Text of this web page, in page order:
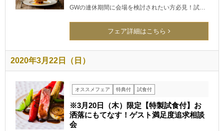
GWの連休期間に会場を検討されたい方必見！試…
フェア詳細はこちら
2020年3月22日（日）
オススメフェア 特典付 試食付
※3月20日（木）限定【特製試食付】お
洒落にもてなす！ゲスト満足度追求相談
会